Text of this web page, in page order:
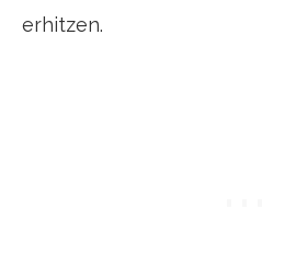
erhitzen.